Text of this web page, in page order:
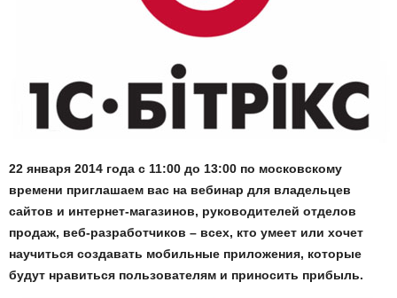
22 января 2014 года с 11:00 до 13:00 по московскому
времени приглашаем вас на вебинар для владельцев
сайтов и интернет-магазинов, руководителей отделов
продаж, веб-разработчиков – всех, кто умеет или хочет
научиться создавать мобильные приложения, которые
будут нравиться пользователям и приносить прибыль.